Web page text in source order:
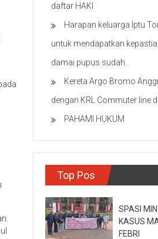
daftar HAKI
Harapan keluarga Iptu
untuk mendapatkan
damai pupus sudah.
Kereta Argo Bromo
dengan KRL Commuter line
PAHAMI HUKUM
Top Pos
SPASI
KASUS
FEBRI